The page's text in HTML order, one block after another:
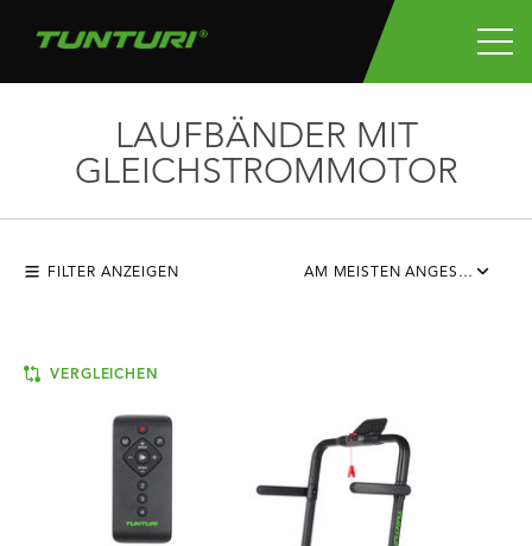
LAUFBÄNDER MIT
GLEICHSTROMMOTOR
FILTER ANZEIGEN AM MEISTEN ANGESEHEN
VERGLEICHEN